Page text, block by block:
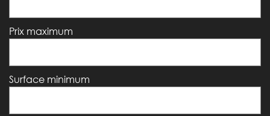
Prix maximum
Surface minimum